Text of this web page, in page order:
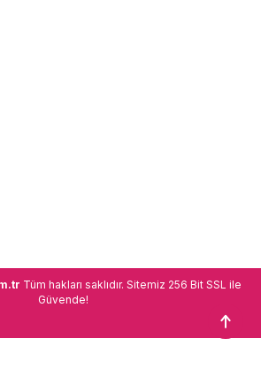
Tüm hakları saklıdır. Sitemiz 256 Bit SSL ile
Güvende!